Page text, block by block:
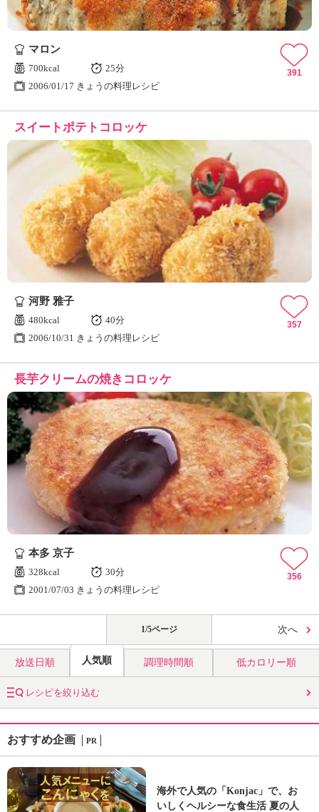
マロン
700kcal
25分
2006/01/17 きょうの料理レシピ
391
スイートポテトコロッケ
河野 雅子
480kcal
40分
2006/10/31 きょうの料理レシピ
357
長芋クリームの焼きコロッケ
本多 京子
328kcal
30分
2001/07/03 きょうの料理レシピ
356
1/5ページ 次へ
放送日順 人気順 調理時間順 低カロリー順
レシピを絞り込む
おすすめ企画 PR
海外で人気の「Konjac」で、お
いしくヘルシーな食生活 夏の人